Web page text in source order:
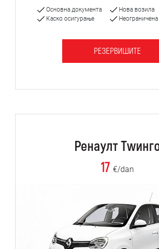
Основна документа
Каско осигурање
Нова возила
РЕЗЕРВИШИТЕ
Ренаулт
17 €/dan